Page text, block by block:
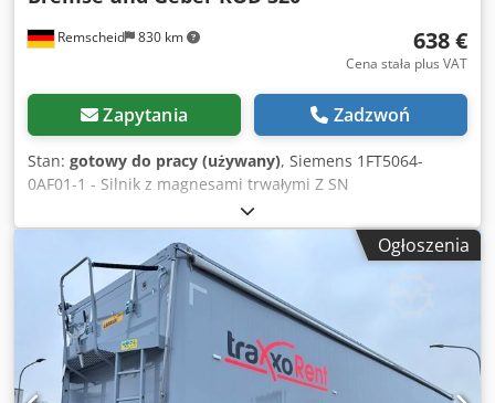
Remscheid 830 km 638 €
Cena stała plus VAT
Zapytania Zadzwoń
Stan: gotowy do pracy (używany), Siemens 1FT5064-
0AF01-1 - Silnik z magnesami trwałymi Z SN
BT928858822290 Z = hamulec (G45) i układ enkodera (G44),
używany, drobne ślady zużycia, 100% funkcjonalny, zakres
dostawy jak na zdjęciach, Z patrz tabliczka znamionowa
Dkodpfxetw I Sue Aator
Ogłoszenia